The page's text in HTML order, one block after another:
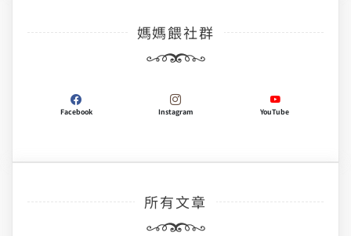
媽媽餵社群
Facebook Instagram YouTube
所有文章